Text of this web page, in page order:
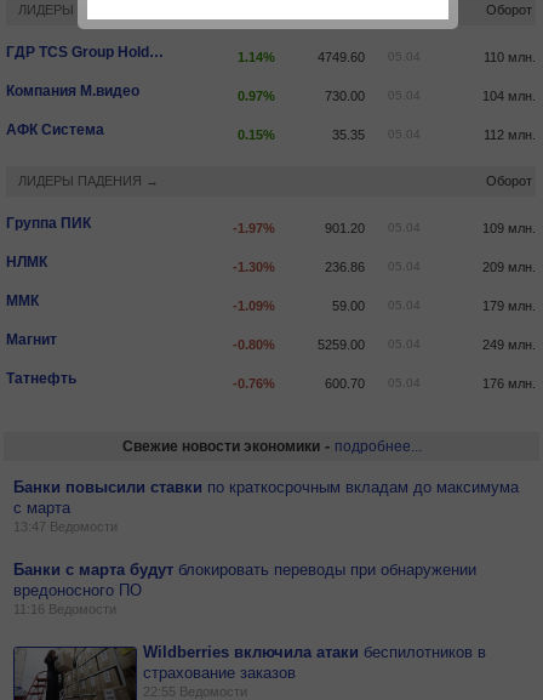
ЛИДЕРЫ РОСТА → Оборот
ГДР TCS Group Holding ORD SHS 1.14% 4749.60 05.04 110 млн.
Компания М.видео 0.97% 730.00 05.04 104 млн.
АФК Система 0.15% 35.35 05.04 112 млн.
ЛИДЕРЫ ПАДЕНИЯ → Оборот
Группа ПИК -1.97% 901.20 05.04 109 млн.
НЛМК -1.30% 236.86 05.04 209 млн.
ММК -1.09% 59.00 05.04 179 млн.
Магнит -0.80% 5259.00 05.04 249 млн.
Татнефть -0.76% 600.70 05.04 176 млн.
Свежие новости экономики- подробнее...
Банки повысили ставки по краткосрочным вкладам до максимума
с марта
13:47 Ведомости
Банки с марта будут блокировать переводы при обнаружении
вредоносного ПО
11:16 Ведомости
Wildberries включила атаки беспилотников в
страхование заказов
22:55 Ведомости